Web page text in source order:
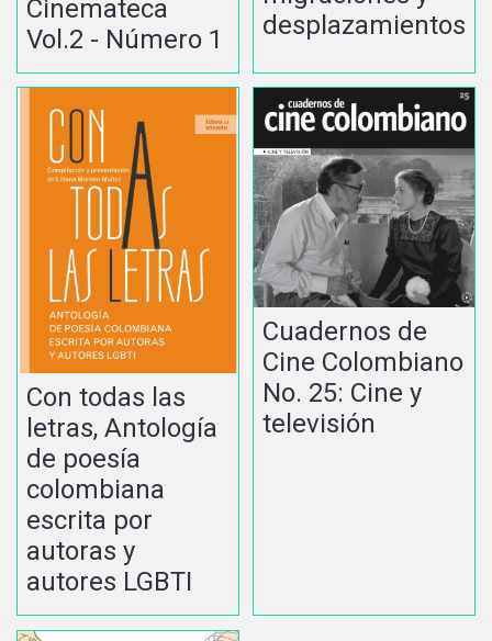
Cinemateca
Vol.2 - Número 1
desplazamientos
Con todas las
letras, Antología
de poesía
colombiana
escrita por
autoras y
autores LGBTI
Cuadernos de
Cine Colombiano
No. 25: Cine y
televisión